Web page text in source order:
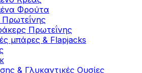
Φρούτα
Πρωτεΐνης
μπάρες & Flapjacks
& Γλυκαντικές Ουσίες